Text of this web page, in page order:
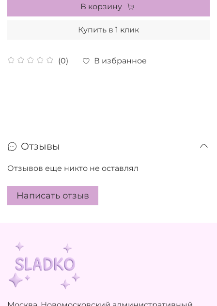
(0) В избранное
В корзину
Купить в 1 клик
Отзывы
Отзывов еще никто не оставлял
Написать отзыв